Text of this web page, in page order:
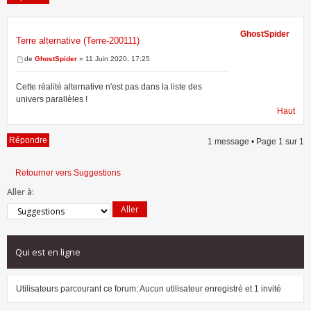
Terre alternative (Terre-200111)
de GhostSpider » 11 Juin 2020, 17:25
Cette réalité alternative n'est pas dans la liste des
univers parallèles !
GhostSpider
Haut
Répondre 1 message • Page 1 sur 1
Retourner vers Suggestions
Aller à:
Qui est en ligne
Utilisateurs parcourant ce forum: Aucun utilisateur enregistré et 1 invité